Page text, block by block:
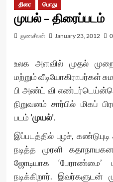
திரை பொது
முயல் – திரைப்படம்
குணசீலன் January 23, 2012 0
உலக அளவில் முதல்
மற்றும் வீடியோகிராபர்கள்
பி அண்ட் வி
நிறுவனம் சார்பில் மிகப்
படம் ’முயல்’.
இப்படத்தில் புழச்,
நடித்த முரளி
ஜோடியாக ‘பேராண்மை’
நடிக்கிறார். இவர்களுடன்